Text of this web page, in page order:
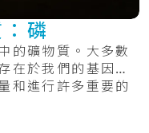
磷
的礦物質。大多數
在於我們的基因
和進行許多重要的